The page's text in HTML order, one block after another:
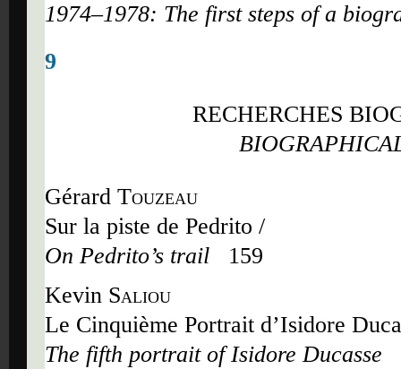
1974–1978: The first steps of a
9
RECHERCHES
Gérard Touzeau
Sur la piste de Pedrito /
On Pedrito’s trail
159
Kevin Saliou
Le Cinquième Portrait d’Isidore
The fifth portrait of Isidore Ducasse